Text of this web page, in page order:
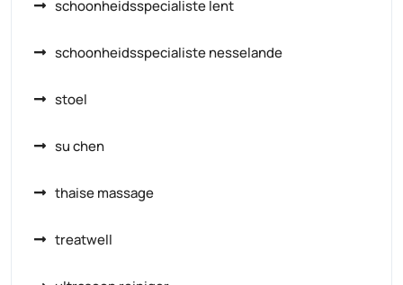
schoonheidsspecialiste lent
schoonheidsspecialiste nesselande
stoel
su chen
thaise massage
treatwell